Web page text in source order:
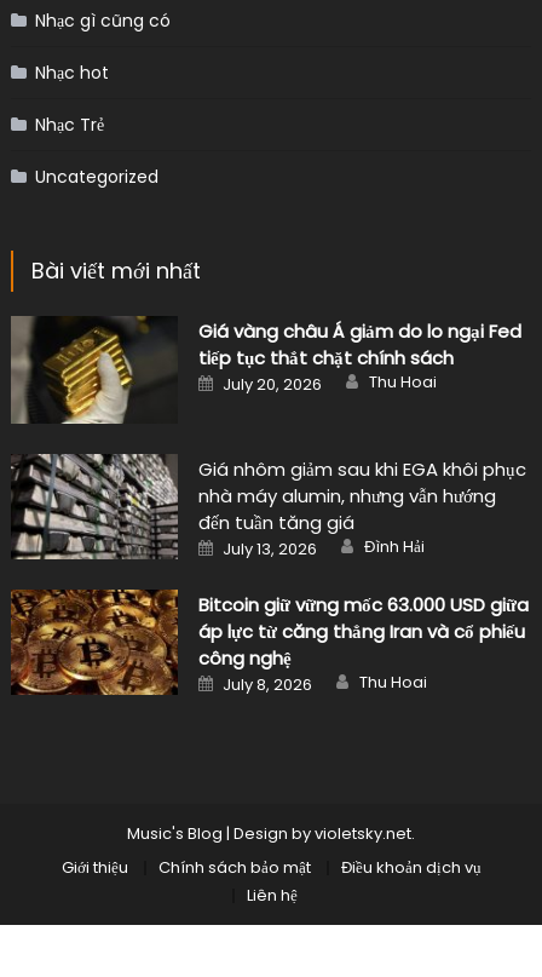
Nhạc gì cũng có
Nhạc hot
Nhạc Trẻ
Uncategorized
Bài viết mới nhất
Giá vàng châu Á giảm do lo ngại Fed
tiếp tục thắt chặt chính sách
Posted
on
July 20, 2026 Author
Thu Hoai
Giá nhôm giảm sau khi EGA khôi phục
nhà máy alumin, nhưng vẫn hướng
đến tuần tăng giá
Posted
on
July 13, 2026 Author
Đình Hải
Bitcoin giữ vững mốc 63.000 USD giữa
áp lực từ căng thẳng Iran và cổ phiếu
công nghệ
Posted
on
July 8, 2026 Author
Thu Hoai
Music's Blog | Design byvioletsky.net.
Giới thiệu
Chính sách bảo mật
Điều khoản dịch vụ
Liên hệ